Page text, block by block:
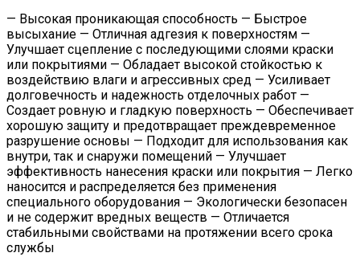
— Высокая проникающая способность — Быстрое
высыхание — Отличная адгезия к поверхностям —
Улучшает сцепление с последующими слоями краски
или покрытиями — Обладает высокой стойкостью к
воздействию влаги и агрессивных сред — Усиливает
долговечность и надежность отделочных работ —
Создает ровную и гладкую поверхность — Обеспечивает
хорошую защиту и предотвращает преждевременное
разрушение основы — Подходит для использования как
внутри, так и снаружи помещений — Улучшает
эффективность нанесения краски или покрытия — Легко
наносится и распределяется без применения
специального оборудования — Экологически безопасен
и не содержит вредных веществ — Отличается
стабильными свойствами на протяжении всего срока
службы